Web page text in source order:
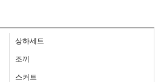
상하세트
조끼
스커트